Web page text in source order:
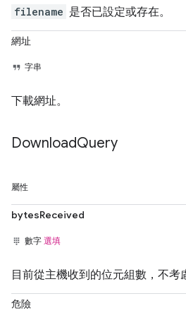
filename 是否已設定或存在。
網址
字串
下載網址。
DownloadQuery
屬性
bytesReceived
數字 選填
目前從主機收到的位元組數，不考
危險